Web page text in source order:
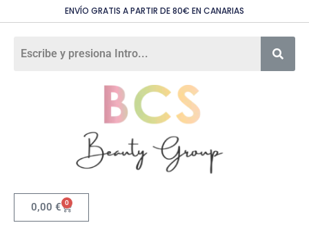
ENVÍO GRATIS A PARTIR DE 80€ EN CANARIAS
0,00 € 0